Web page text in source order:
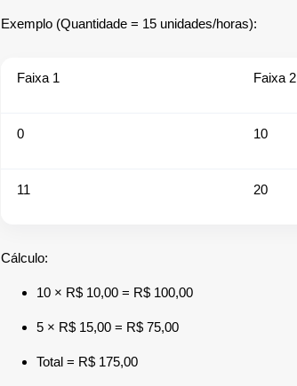
Exemplo (Quantidade = 15 unidades/horas):
Faixa 1 Faixa 2
0 10
11 20
Cálculo:
10 × R$ 10,00 = R$ 100,00
5 × R$ 15,00 = R$ 75,00
Total = R$ 175,00